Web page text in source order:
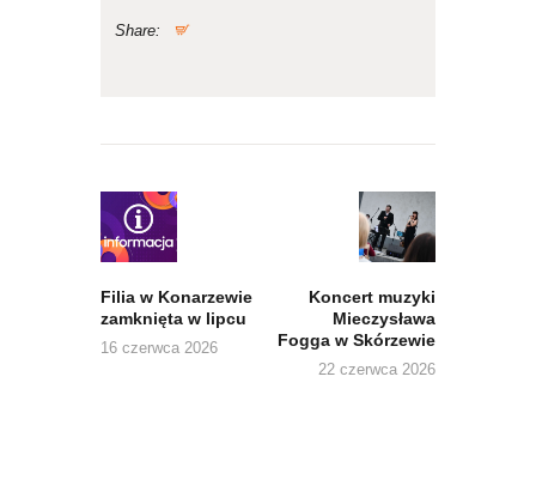
Share:
wpisu
Filia w Konarzewie
zamknięta w lipcu
16 czerwca 2026
Koncert muzyki
Mieczysława
Fogga w Skórzewie
22 czerwca 2026